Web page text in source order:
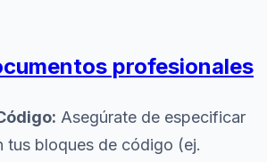
profesionales
Asegúrate de especificar
tus bloques de código (ej.